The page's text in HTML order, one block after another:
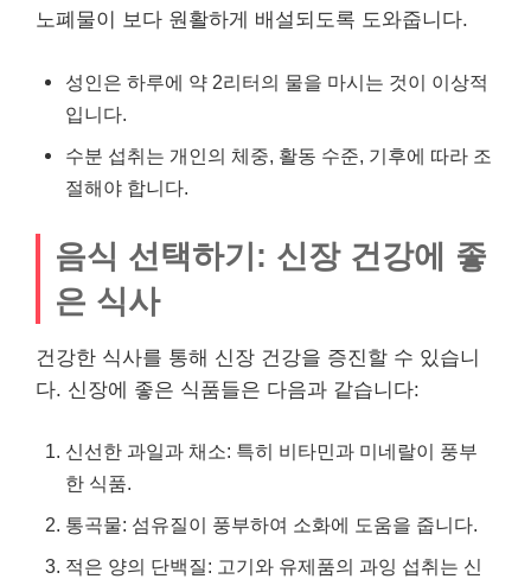
노폐물이 보다 원활하게 배설되도록 도와줍니다.
성인은 하루에 약 2리터의 물을 마시는 것이 이상적
입니다.
수분 섭취는 개인의 체중, 활동 수준, 기후에 따라 조
절해야 합니다.
음식 선택하기: 신장 건강에 좋
은 식사
건강한 식사를 통해 신장 건강을 증진할 수 있습니
다. 신장에 좋은 식품들은 다음과 같습니다:
신선한 과일과 채소: 특히 비타민과 미네랄이 풍부
한 식품.
통곡물: 섬유질이 풍부하여 소화에 도움을 줍니다.
적은 양의 단백질: 고기와 유제품의 과잉 섭취는 신